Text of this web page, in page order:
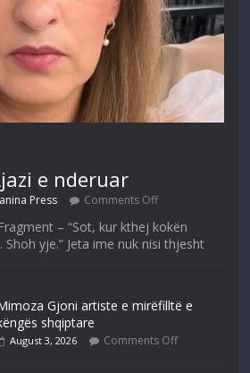
e nderuar
Press Comments Off
– “Sot, kur kthej kokën
Shoh yje.” Jeta ime nuk nisi thjesht
Gjoni artiste e mirëfilltë e
shqiptare
August 3, 2026 Comments Off